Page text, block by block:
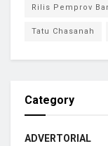
Rilis Pemprov
Tatu Chasanah
Category
ADVERTORIAL